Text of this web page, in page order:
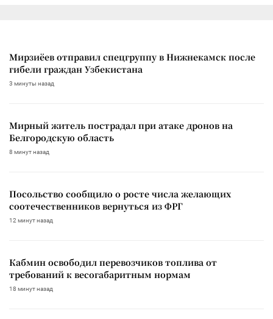
Мирзиёев отправил спецгруппу в Нижнекамск после
гибели граждан Узбекистана
3 минуты назад
Мирный житель пострадал при атаке дронов на
Белгородскую область
8 минут назад
Посольство сообщило о росте числа желающих
соотечественников вернуться из ФРГ
12 минут назад
Кабмин освободил перевозчиков топлива от
требований к весогабаритным нормам
18 минут назад